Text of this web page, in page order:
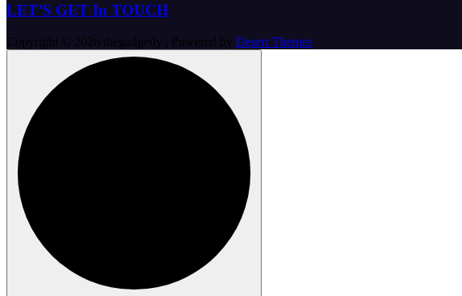
LET’S GET In TOUCH
Copyright © 2026 thegadgetly | Powered by Desert Themes